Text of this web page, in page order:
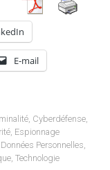
E-mail
, Cyberdéfense,
, Espionnage
Personnelles,
, Technologie